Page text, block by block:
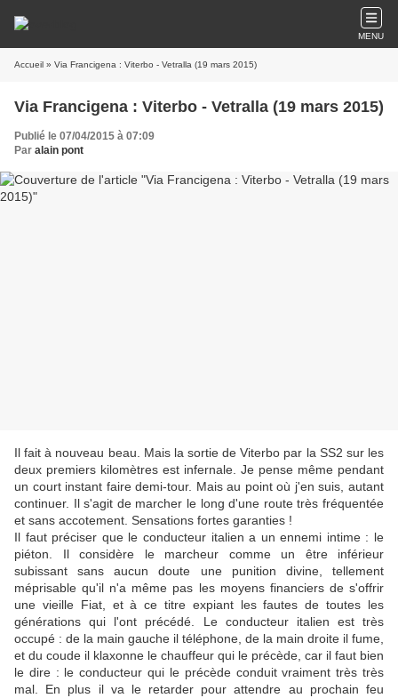
MENU
Accueil » Via Francigena : Viterbo - Vetralla (19 mars 2015)
Via Francigena : Viterbo - Vetralla (19 mars 2015)
Publié le 07/04/2015 à 07:09
Par alain pont
Il fait à nouveau beau. Mais la sortie de Viterbo par la SS2 sur les
deux premiers kilomètres est infernale. Je pense même pendant
un court instant faire demi-tour. Mais au point où j'en suis, autant
continuer. Il s'agit de marcher le long d'une route très fréquentée
et sans accotement. Sensations fortes garanties !
Il faut préciser que le conducteur italien a un ennemi intime : le
piéton. Il considère le marcheur comme un être inférieur
subissant sans aucun doute une punition divine, tellement
méprisable qu'il n'a même pas les moyens financiers de s'offrir
une vieille Fiat, et à ce titre expiant les fautes de toutes les
générations qui l'ont précédé. Le conducteur italien est très
occupé : de la main gauche il téléphone, de la main droite il fume,
et du coude il klaxonne le chauffeur qui le précède, car il faut bien
le dire : le conducteur qui le précède conduit vraiment très très
mal. En plus il va le retarder pour attendre au prochain feu